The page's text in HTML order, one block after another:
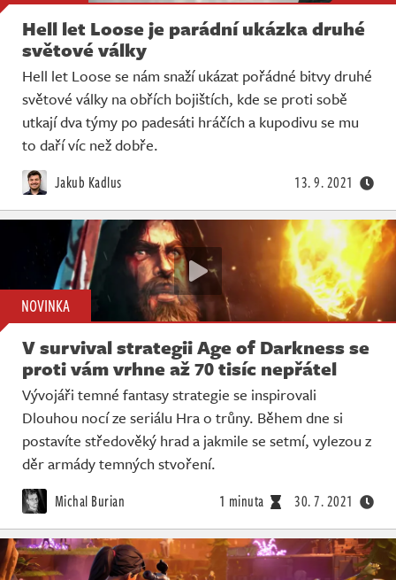
Hell let Loose je parádní ukázka druhé
světové války
Hell let Loose se nám snaží ukázat pořádné bitvy druhé
světové války na obřích bojištích, kde se proti sobě
utkají dva týmy po padesáti hráčích a kupodivu se mu
to daří víc než dobře.
Jakub Kadlus 13. 9. 2021
NOVINKA
V survival strategii Age of Darkness se
proti vám vrhne až 70 tisíc nepřátel
Vývojáři temné fantasy strategie se inspirovali
Dlouhou nocí ze seriálu Hra o trůny. Během dne si
postavíte středověký hrad a jakmile se setmí, vylezou z
děr armády temných stvoření.
Michal Burian 1 minuta 30. 7. 2021